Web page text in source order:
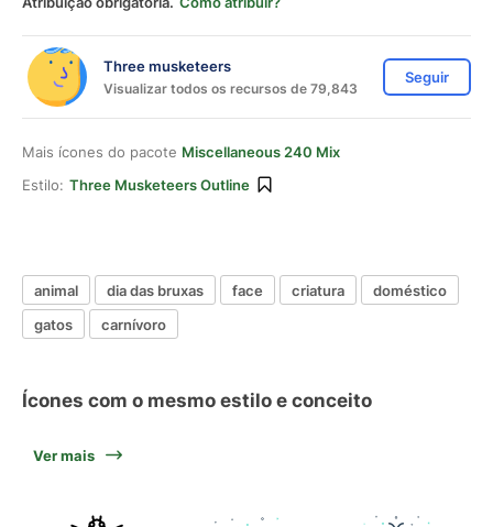
Three musketeers
Visualizar todos os recursos de 79,843
Seguir
Mais ícones do pacote Miscellaneous 240 Mix
Estilo: Three Musketeers Outline
animal dia das bruxas face criatura
doméstico
gatos
carnívoro
Ícones com o mesmo estilo e conceito
Ver mais